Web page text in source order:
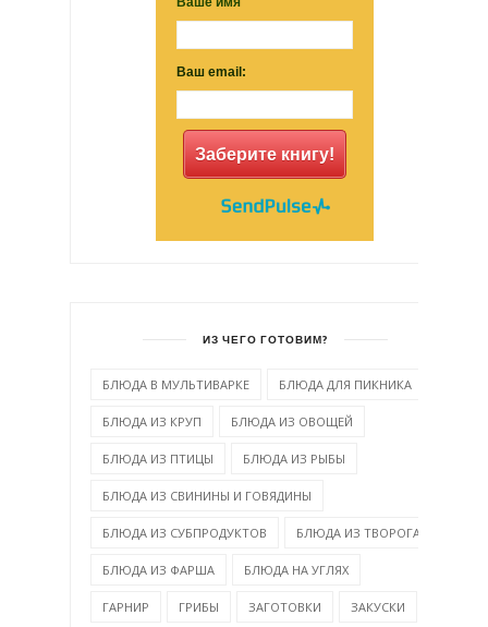
Ваш email:
Заберите книгу!
ИЗ ЧЕГО ГОТОВИМ?
БЛЮДА В МУЛЬТИВАРКЕ БЛЮДА ДЛЯ ПИКНИКА
БЛЮДА ИЗ КРУП БЛЮДА ИЗ ОВОЩЕЙ
БЛЮДА ИЗ ПТИЦЫ БЛЮДА ИЗ РЫБЫ
БЛЮДА ИЗ СВИНИНЫ И ГОВЯДИНЫ
БЛЮДА ИЗ СУБПРОДУКТОВ БЛЮДА ИЗ ТВОРОГА
БЛЮДА ИЗ ФАРША БЛЮДА НА УГЛЯХ
ГАРНИР ГРИБЫ ЗАГОТОВКИ ЗАКУСКИ